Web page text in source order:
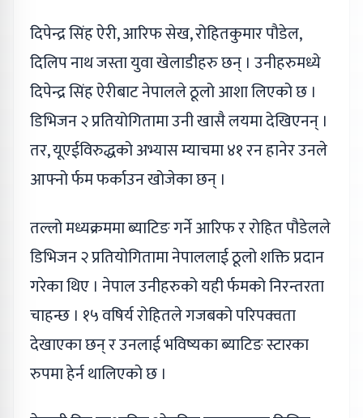
दिपेन्द्र सिंह ऐरी, आरिफ सेख, रोहितकुमार पौडेल,
दिलिप नाथ जस्ता युवा खेलाडीहरु छन् । उनीहरुमध्ये
दिपेन्द्र सिंह ऐरीबाट नेपालले ठूलो आशा लिएको छ ।
डिभिजन २ प्रतियोगितामा उनी खासै लयमा देखिएनन् ।
तर, यूएईविरुद्धको अभ्यास म्याचमा ४१ रन हानेर उनले
आफ्नो र्फम फर्काउन खोजेका छन् ।
तल्लो मध्यक्रममा ब्याटिङ गर्ने आरिफ र रोहित पौडेलले
डिभिजन २ प्रतियोगितामा नेपाललाई ठूलो शक्ति प्रदान
गरेका थिए । नेपाल उनीहरुको यही र्फमको निरन्तरता
चाहन्छ । १५ वषिर्य रोहितले गजबको परिपक्वता
देखाएका छन् र उनलाई भविष्यका ब्याटिङ स्टारका
रुपमा हेर्न थालिएको छ ।